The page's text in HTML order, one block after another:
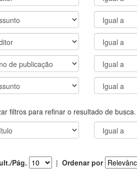
filtros para refinar o resultado de busca.
Pág. | Ordenar por